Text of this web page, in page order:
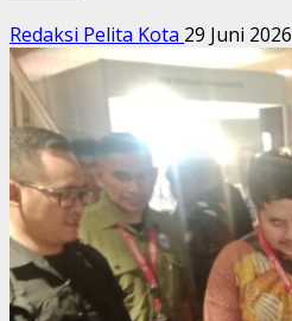
Redaksi Pelita Kota 29 Juni 2026